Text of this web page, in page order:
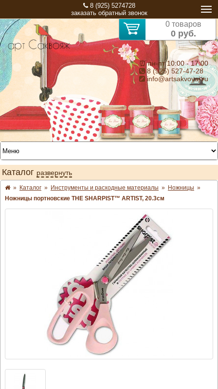
8 (925) 5274728
заказать обратный звонок
0 товаров
0 руб.
⏰ пн-пт 10:00 - 17:00
8 (925) 527-47-28
info@artsakvoyaj.ru
Каталог развернуть
» Каталог » Инструменты и расходные материалы » Ножницы »
Ножницы портновские THE SHARPIST™ ARTIST, 20.3см